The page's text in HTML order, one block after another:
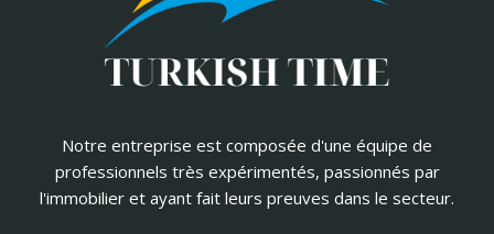
Notre entreprise est composée d'une équipe de
professionnels très expérimentés, passionnés par
l'immobilier et ayant fait leurs preuves dans le secteur.